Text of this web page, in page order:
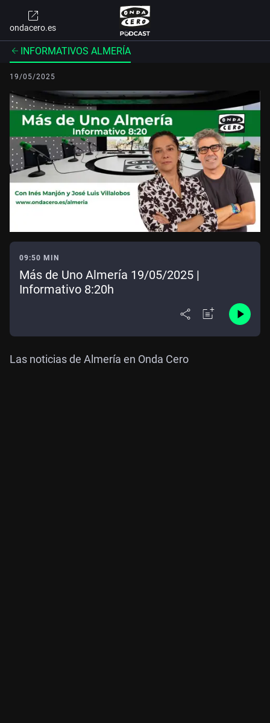
ondacero.es
INFORMATIVOS ALMERÍA
19/05/2025
09:50 MIN
Más de Uno Almería 19/05/2025 |
Informativo 8:20h
Las noticias de Almería en Onda Cero